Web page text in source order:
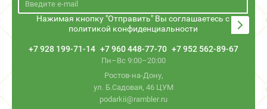
Нажимая кнопку "Отправить" Вы соглашаетесь с
политикой конфиденциальности
+7 928 199-71-14 +7 960 448-77-70 +7 952 562-89-67
Пн–Вс 9:00–20:00
Ростов-на-Дону,
ул. Б.Садовая, 46 ЦУМ
podarkii@rambler.ru